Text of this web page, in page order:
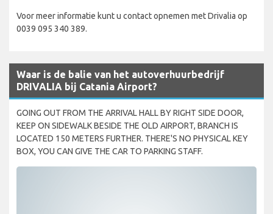
Voor meer informatie kunt u contact opnemen met Drivalia op
0039 095 340 389.
Waar is de balie van het autoverhuurbedrijf
DRIVALIA bij Catania Airport?
GOING OUT FROM THE ARRIVAL HALL BY RIGHT SIDE DOOR,
KEEP ON SIDEWALK BESIDE THE OLD AIRPORT, BRANCH IS
LOCATED 150 METERS FURTHER. THERE'S NO PHYSICAL KEY
BOX, YOU CAN GIVE THE CAR TO PARKING STAFF.